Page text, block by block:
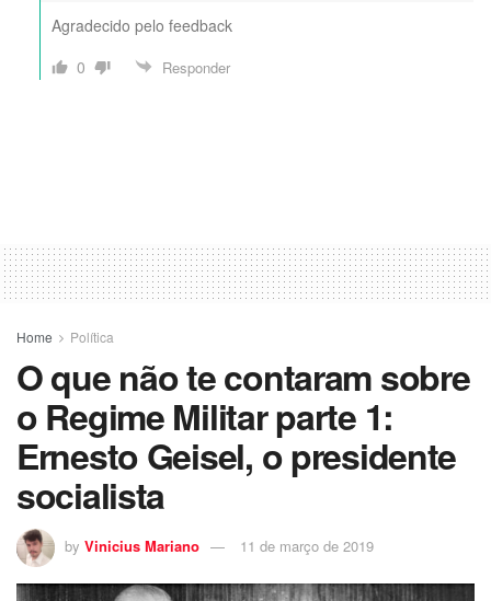
Agradecido pelo feedback
0
Responder
Home Política
O que não te contaram sobre
o Regime Militar parte 1:
Ernesto Geisel, o presidente
socialista
by Vinicius Mariano 11 de março de 2019